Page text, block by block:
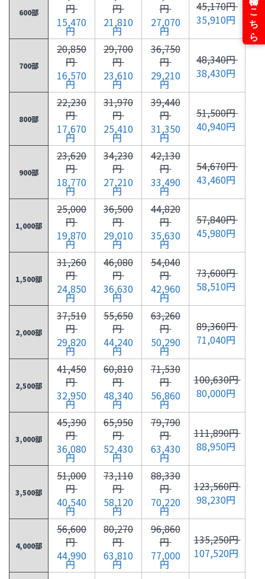
600部
円
15,470
円
円
21,810
円
円
27,070
円
45,170円
35,910円
700部
20,850
円
16,570
円
29,700
円
23,610
円
36,750
円
29,210
円
48,340円
38,430円
800部
22,230
円
17,670
円
31,970
円
25,410
円
39,440
円
31,350
円
51,500円
40,940円
900部
23,620
円
18,770
円
34,230
円
27,210
円
42,130
円
33,490
円
54,670円
43,460円
1,000部
25,000
円
19,870
円
36,500
円
29,010
円
44,820
円
35,630
円
57,840円
45,980円
1,500部
31,260
円
24,850
円
46,080
円
36,630
円
54,040
円
42,960
円
73,600円
58,510円
2,000部
37,510
円
29,820
円
55,650
円
44,240
円
63,260
円
50,290
円
89,360円
71,040円
2,500部
41,450
円
32,950
円
60,810
円
48,340
円
71,530
円
56,860
円
100,630円
80,000円
3,000部
45,390
円
36,080
円
65,950
円
52,430
円
79,790
円
63,430
円
111,890円
88,950円
3,500部
51,000
円
40,540
円
73,110
円
58,120
円
88,330
円
70,220
円
123,560円
98,230円
4,000部
56,600
円
44,990
円
80,270
円
63,810
円
96,860
円
77,000
円
135,250円
107,520円